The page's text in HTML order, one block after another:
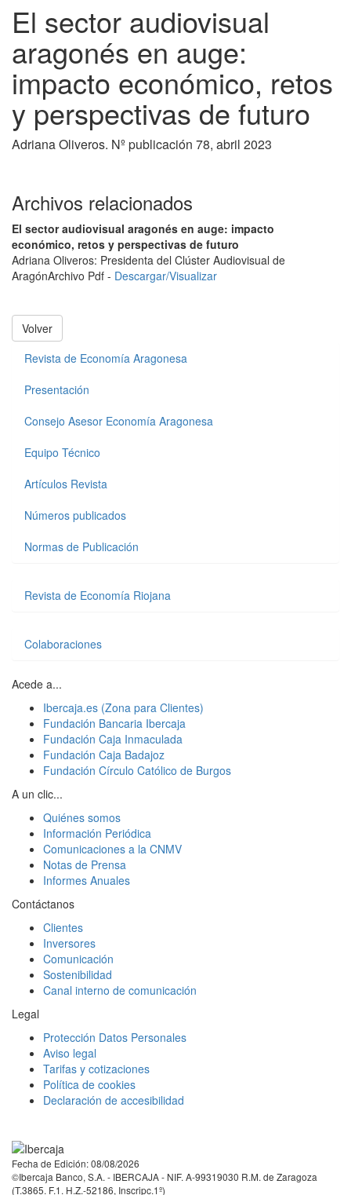
El sector audiovisual
aragonés en auge:
impacto económico, retos
y perspectivas de futuro
Adriana Oliveros. Nº publicación 78, abril 2023
Archivos relacionados
El sector audiovisual aragonés en auge: impacto
económico, retos y perspectivas de futuro
Adriana Oliveros: Presidenta del Clúster Audiovisual de
AragónArchivo Pdf - Descargar/Visualizar
Volver
Revista de Economía Aragonesa
Presentación
Consejo Asesor Economía Aragonesa
Equipo Técnico
Artículos Revista
Números publicados
Normas de Publicación
Revista de Economía Riojana
Colaboraciones
Acede a...
Ibercaja.es (Zona para Clientes)
Fundación Bancaria Ibercaja
Fundación Caja Inmaculada
Fundación Caja Badajoz
Fundación Círculo Católico de Burgos
A un clic...
Quiénes somos
Información Periódica
Comunicaciones a la CNMV
Notas de Prensa
Informes Anuales
Contáctanos
Clientes
Inversores
Comunicación
Sostenibilidad
Canal interno de comunicación
Legal
Protección Datos Personales
Aviso legal
Tarifas y cotizaciones
Política de cookies
Declaración de accesibilidad
Fecha de Edición: 08/08/2026
©Ibercaja Banco, S.A. - IBERCAJA - NIF. A-99319030 R.M. de Zaragoza
(T.3865. F.1. H.Z.-52186, Inscripc.1º)